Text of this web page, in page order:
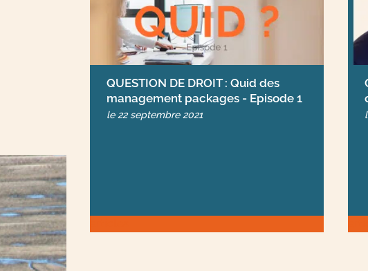
QUESTION DE DROIT : Quid des
management packages - Episode 1
le22 septembre 2021